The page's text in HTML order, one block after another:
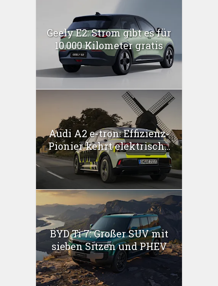
Geely E2: Strom gibt es für
10.000 Kilometer gratis
Audi A2 e-tron: Effizienz-
Pionier kehrt elektrisch...
BYD Ti 7: Großer SUV mit
sieben Sitzen und PHEV